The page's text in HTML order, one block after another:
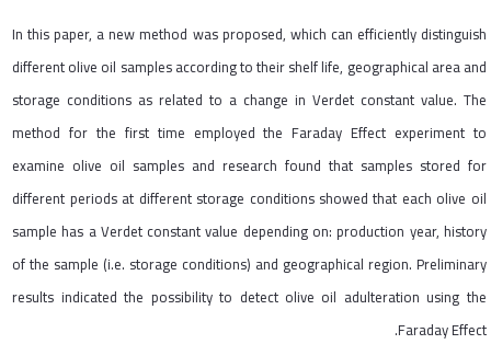
In this paper, a new method was proposed, which can efficiently distinguish
different olive oil samples according to their shelf life, geographical area and
storage conditions as related to a change in Verdet constant value. The
method for the first time employed the Faraday Effect experiment to
examine olive oil samples and research found that samples stored for
different periods at different storage conditions showed that each olive oil
sample has a Verdet constant value depending on: production year, history
of the sample (i.e. storage conditions) and geographical region. Preliminary
results indicated the possibility to detect olive oil adulteration using the
Faraday Effect.